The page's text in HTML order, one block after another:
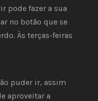
pode fazer a sua
no botão que se
Às terças-feiras
puder ir, assim
aproveitar a